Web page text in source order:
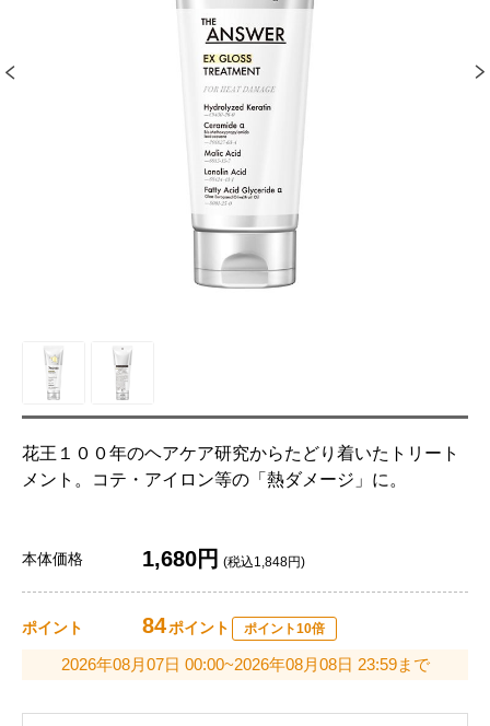
花王１００年のヘアケア研究からたどり着いたトリート
メント。コテ・アイロン等の「熱ダメージ」に。
本体価格 1,680円 (税込1,848円)
ポイント 84ポイント ポイント10倍
2026年08月07日 00:00~2026年08月08日 23:59まで